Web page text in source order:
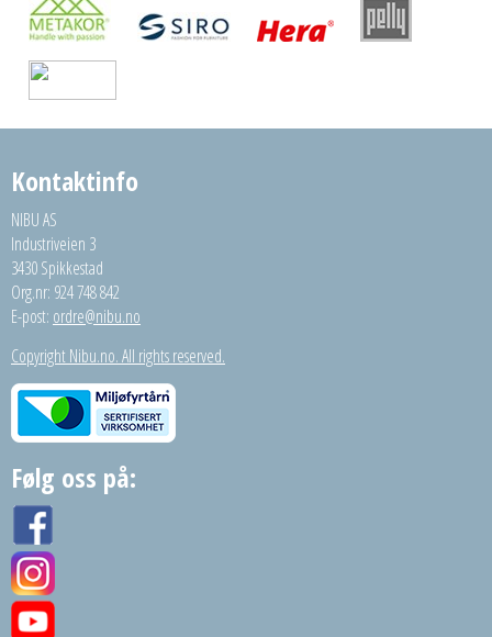
Kontaktinfo
NIBU AS
Industriveien 3
3430 Spikkestad
Org.nr: 924 748 842
E-post: ordre@nibu.no
Copyright Nibu.no. All rights reserved.
Følg oss på: